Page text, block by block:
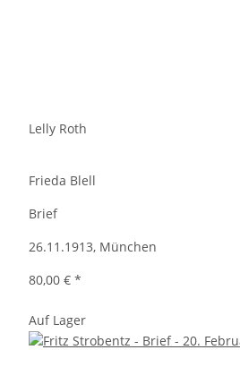
Lelly Roth
Frieda Blell
Brief
26.11.1913, München
80,00 € *
Auf Lager